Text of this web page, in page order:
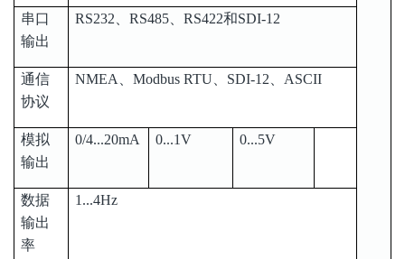
串口
输出
RS232、RS485、RS422和SDI-12
通信
协议
NMEA、Modbus RTU、SDI-12、ASCII
模拟
输出
0/4...20mA 0...1V 0...5V
数据
输出
率
1...4Hz